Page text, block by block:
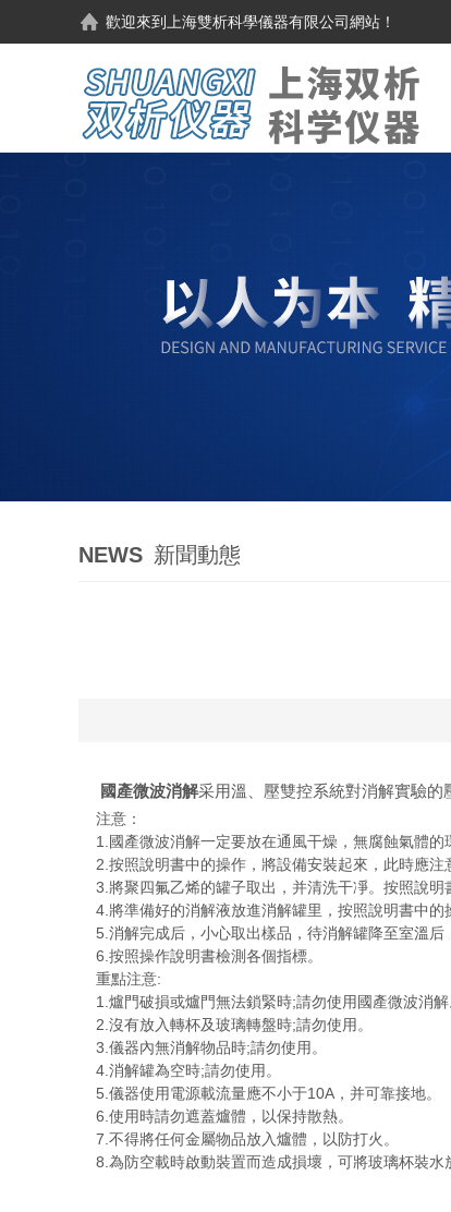
歡迎來到 上海雙析科學儀器有限公司網站！
NEWS 新聞動態
國產微波消解采用溫、壓雙控系統對消解實驗的
注意：
1.國產微波消解一定要放在通風干燥，無腐蝕氣體的
2.按照說明書中的操作，將設備安裝起來，此時應注
3.將聚四氟乙烯的罐子取出，并清洗干凈。按照說明
4.將準備好的消解液放進消解罐里，按照說明書中的
5.消解完成后，小心取出樣品，待消解罐降至室溫后
6.按照操作說明書檢測各個指標。
重點注意:
1.爐門破損或爐門無法鎖緊時;請勿使用國產微波消解
2.沒有放入轉杯及玻璃轉盤時;請勿使用。
3.儀器內無消解物品時;請勿使用。
4.消解罐為空時;請勿使用。
5.儀器使用電源載流量應不小于10A，并可靠接地。
6.使用時請勿遮蓋爐體，以保持散熱。
7.不得將任何金屬物品放入爐體，以防打火。
8.為防空載時啟動裝置而造成損壞，可將玻璃杯裝水